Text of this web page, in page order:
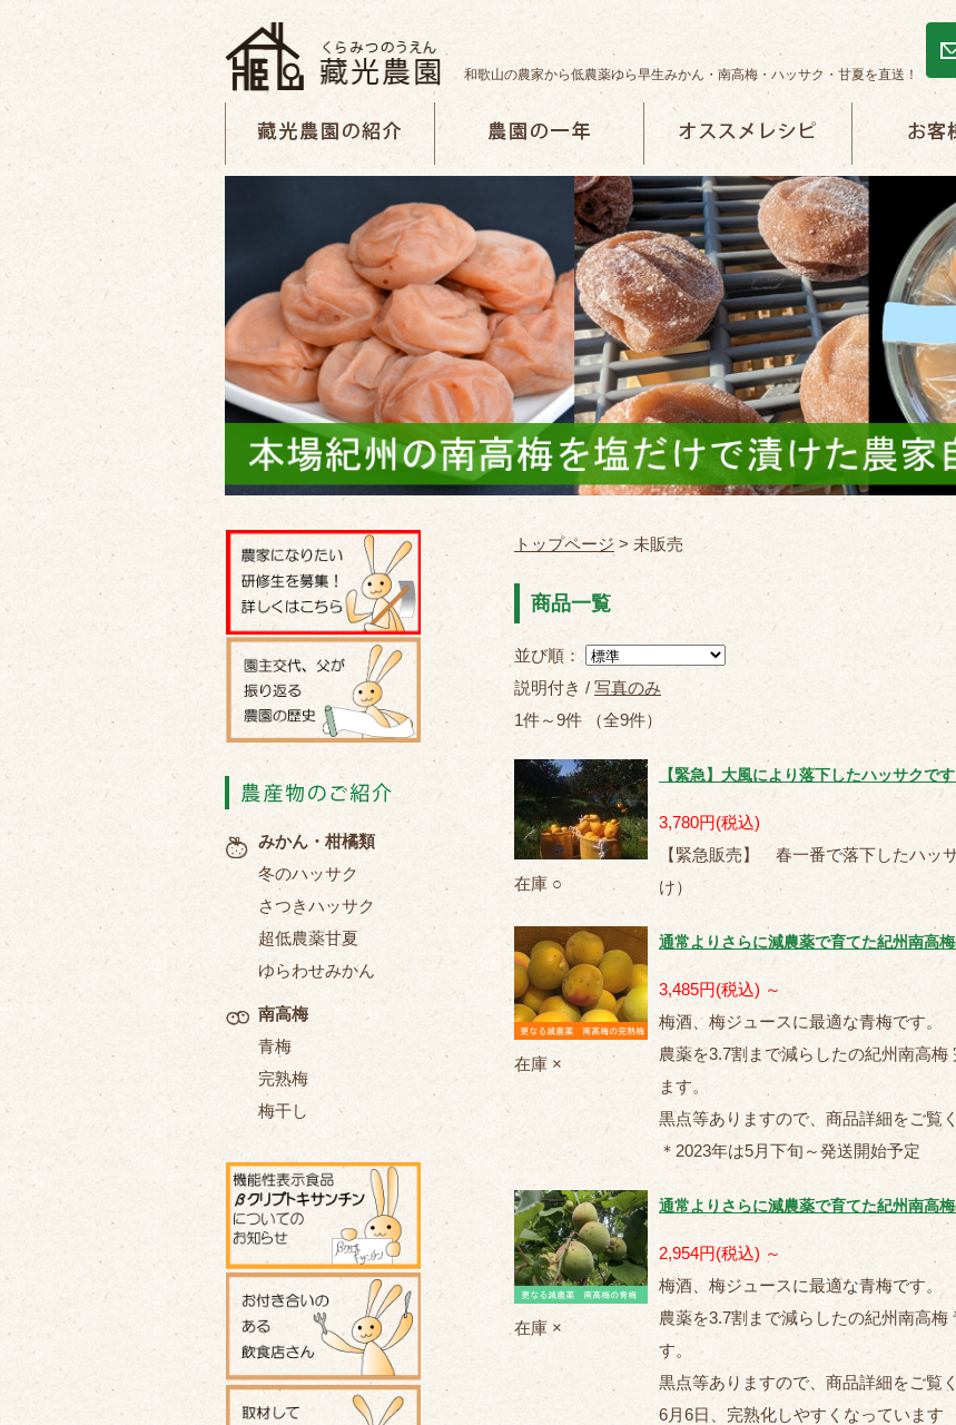
和歌山の農家から低農薬ゆら早生みかん・南高梅・ハッサク・甘夏を直送！
藏光農園の紹介 農園の一年 オススメレシピ お客様の声
みかん・柑橘類
冬のハッサク
さつきハッサク
超低農薬甘夏
ゆらわせみかん
南高梅
青梅
完熟梅
梅干し
トップページ > 未販売
商品一覧
並び順：
説明付き /写真のみ
1件～9件 （全9件）
在庫 ○
【緊急】大風により落下したハッサクで
3,780円(税込)
【緊急販売】 春一番で落下したハッ
け）
在庫 ×
通常よりさらに減農薬で育てた紀州南高
3,485円(税込) ～
梅酒、梅ジュースに最適な青梅です。
農薬を3.7割まで減らしたの紀州南高
ます。
黒点等ありますので、商品詳細をご覧
＊2023年は5月下旬～発送開始予定
在庫 ×
通常よりさらに減農薬で育てた紀州南高
2,954円(税込) ～
梅酒、梅ジュースに最適な青梅です。
農薬を3.7割まで減らしたの紀州南高
す。
黒点等ありますので、商品詳細をご覧
6月6日、完熟化しやすくなっています